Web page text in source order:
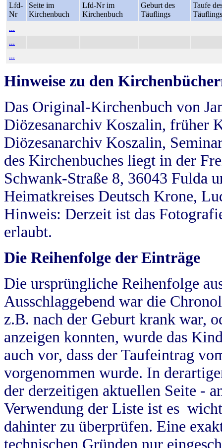
Lfd-
Nr
Seite im
Kirchenbuch
Lfd-Nr im
Kirchenbuch
Geburt des
Täuflings
Taufe
Täuflings
...
...
...
Hinweise zu den
Das Original-Kirchenbuch von
Diözesanarchiv Koszalin, früher
Diözesanarchiv Koszalin,
des Kirchenbuches liegt in der
Schwank-Straße 8, 36043 Fulda
Heimatkreises Deutsch Krone,
Hinweis: Derzeit ist das
erlaubt.
Die Reihenfolge der Einträge
Die ursprüngliche Reihenfolge
Ausschlaggebend war die
z.B. nach der Geburt krank war,
anzeigen konnten, wurde das
auch vor, dass der Taufeintrag
vorgenommen wurde. In
der derzeitigen aktuellen Seite -
Verwendung der Liste ist es
dahinter zu überprüfen. Eine
technischen Gründen nur